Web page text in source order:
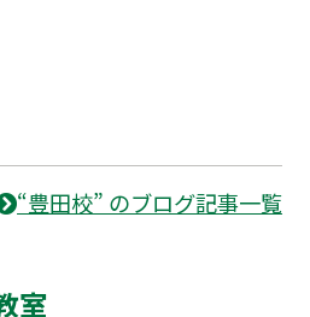
“豊田校” のブログ記事一覧
室